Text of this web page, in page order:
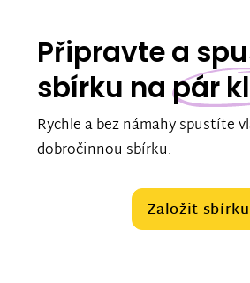
Připravte a
sbírku na pár
Rychle a bez námahy spustíte
dobročinnou sbírku.
Založit sbírku